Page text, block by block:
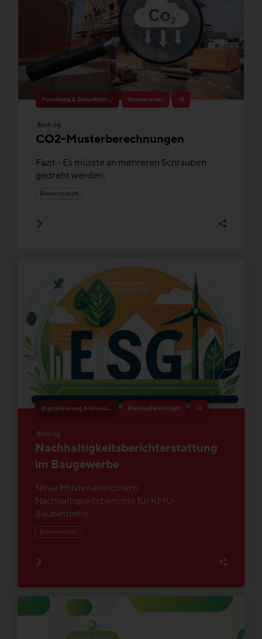
Forschung & Zukunftsthemen Klimawandel +2
Beitrag
CO2-Musterberechnungen
Fazit - Es müsste an mehreren Schrauben
gedreht werden.
Bauwirtschaft
Digitalisierung & Innovation Kreislaufwirtschaft +3
Beitrag
Nachhaltigkeitsberichterstattung
im Baugewerbe
Neue Muster erleichtern
Nachhaltigkeitsberichte für KMU-
Baubetriebe.
Bauwirtschaft